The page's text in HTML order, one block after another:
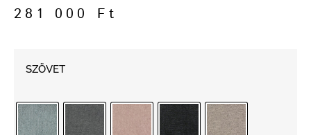
281 000 Ft
SZÖVET